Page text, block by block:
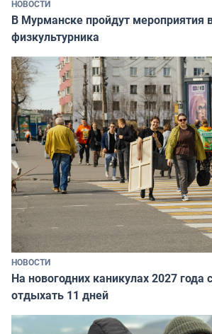
НОВОСТИ
В Мурманске пройдут мероприятия
физкультурника
НОВОСТИ
На новогодних каникулах 2027 года
отдыхать 11 дней